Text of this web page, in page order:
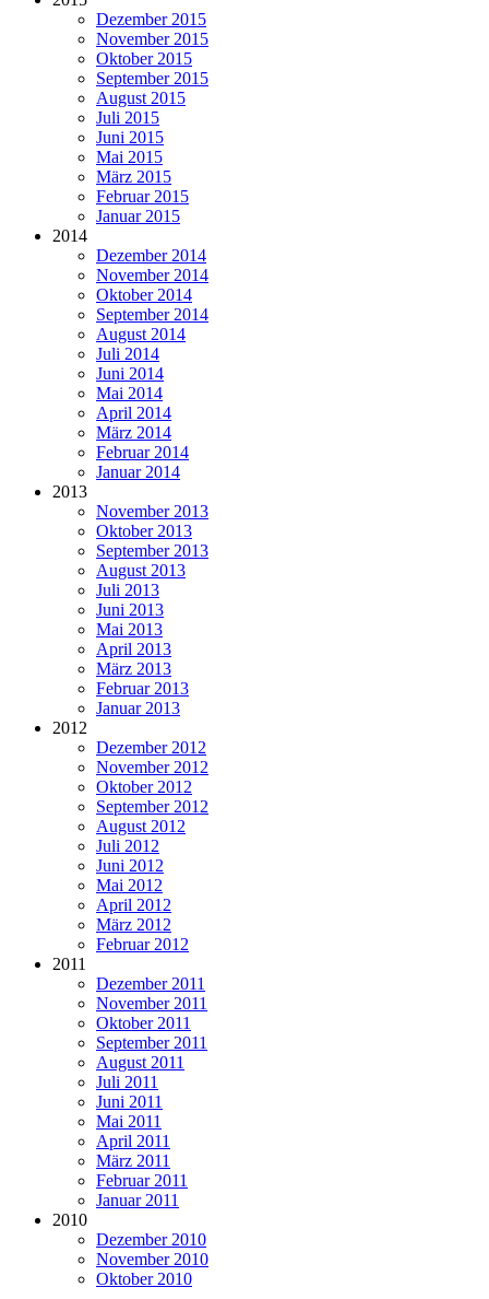
Dezember 2015
November 2015
Oktober 2015
September 2015
August 2015
Juli 2015
Juni 2015
Mai 2015
März 2015
Februar 2015
Januar 2015
2014
Dezember 2014
November 2014
Oktober 2014
September 2014
August 2014
Juli 2014
Juni 2014
Mai 2014
April 2014
März 2014
Februar 2014
Januar 2014
2013
November 2013
Oktober 2013
September 2013
August 2013
Juli 2013
Juni 2013
Mai 2013
April 2013
März 2013
Februar 2013
Januar 2013
2012
Dezember 2012
November 2012
Oktober 2012
September 2012
August 2012
Juli 2012
Juni 2012
Mai 2012
April 2012
März 2012
Februar 2012
2011
Dezember 2011
November 2011
Oktober 2011
September 2011
August 2011
Juli 2011
Juni 2011
Mai 2011
April 2011
März 2011
Februar 2011
Januar 2011
2010
Dezember 2010
November 2010
Oktober 2010